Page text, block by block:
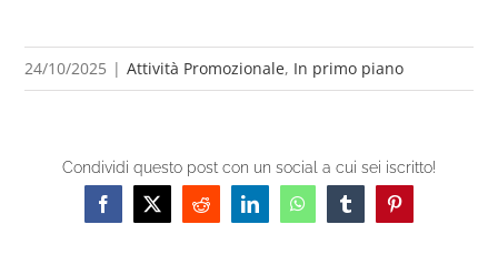
24/10/2025 | Attività Promozionale, In primo piano
Condividi questo post con un social a cui sei iscritto!
Facebook
X RedditLinkedInWhatsAppTumblrPinterest